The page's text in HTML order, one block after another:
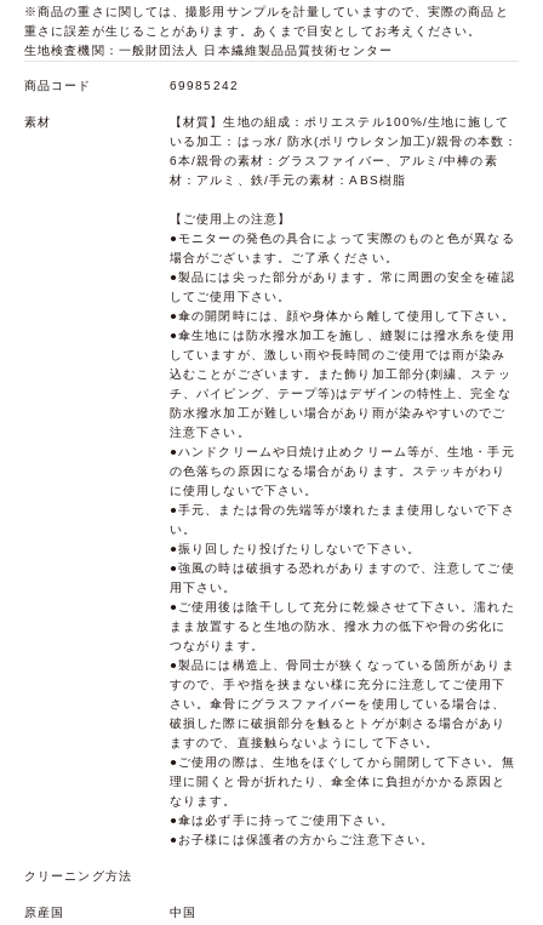
※商品の重さに関しては、撮影用サンプルを計量していますので、実際の商品と
重さに誤差が生じることがあります。あくまで目安としてお考えください。
生地検査機関：一般財団法人 日本繊維製品品質技術センター
商品コード 69985242
素材
【材質】生地の組成：ポリエステル100%/生地に施して
いる加工：はっ水/ 防水(ポリウレタン加工)/親骨の本数：
6本/親骨の素材：グラスファイバー、アルミ/中棒の素
材：アルミ、鉄/手元の素材：ABS樹脂
【ご使用上の注意】
●モニターの発色の具合によって実際のものと色が異なる
場合がございます。ご了承ください。
●製品には尖った部分があります。常に周囲の安全を確認
してご使用下さい。
●傘の開閉時には、顔や身体から離して使用して下さい。
●傘生地には防水撥水加工を施し、縫製には撥水糸を使用
していますが、激しい雨や長時間のご使用では雨が染み
込むことがございます。また飾り加工部分(刺繍、ステッ
チ、パイピング、テープ等)はデザインの特性上、完全な
防水撥水加工が難しい場合があり雨が染みやすいのでご
注意下さい。
●ハンドクリームや日焼け止めクリーム等が、生地・手元
の色落ちの原因になる場合があります。ステッキがわり
に使用しないで下さい。
●手元、または骨の先端等が壊れたまま使用しないで下さ
い。
●振り回したり投げたりしないで下さい。
●強風の時は破損する恐れがありますので、注意してご使
用下さい。
●ご使用後は陰干しして充分に乾燥させて下さい。濡れた
まま放置すると生地の防水、撥水力の低下や骨の劣化に
つながります。
●製品には構造上、骨同士が狭くなっている箇所がありま
すので、手や指を挟まない様に充分に注意してご使用下
さい。傘骨にグラスファイバーを使用している場合は、
破損した際に破損部分を触るとトゲが刺さる場合があり
ますので、直接触らないようにして下さい。
●ご使用の際は、生地をほぐしてから開閉して下さい。無
理に開くと骨が折れたり、傘全体に負担がかかる原因と
なります。
●傘は必ず手に持ってご使用下さい。
●お子様には保護者の方からご注意下さい。
クリーニング方法
原産国 中国